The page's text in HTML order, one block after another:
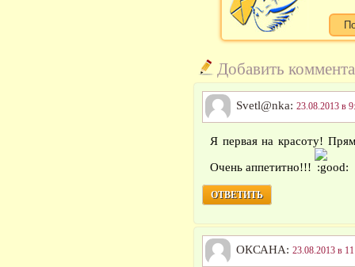
Добавить
Svetl@nka: 23.08.2013 в
Я первая на красоту!
Очень аппетитно!!!
ОТВЕТИТЬ
ОКСАНА: 23.08.2013 в